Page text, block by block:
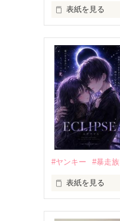
表紙を見る
モテる人を好き
だから私は、
もう会うこと
高校生になって
他の女の子には
「澪ちゃん。」
それは止まっ
#ヤンキー #暴走族
表紙を見る